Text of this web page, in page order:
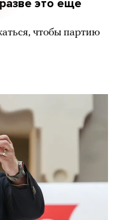
это еще
чтобы партию